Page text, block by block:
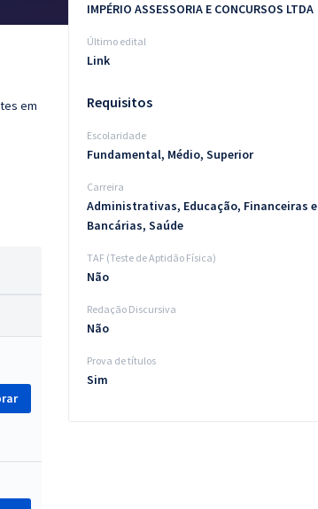
em
IMPÉRIO ASSESSORIA E CONCURSOS LTDA
Último edital
Link
Requisitos
Escolaridade
Fundamental, Médio, Superior
Carreira
Administrativas, Educação, Financeiras e
Bancárias, Saúde
TAF (Teste de Aptidão Física)
Não
Redação Discursiva
Não
Prova de títulos
Sim